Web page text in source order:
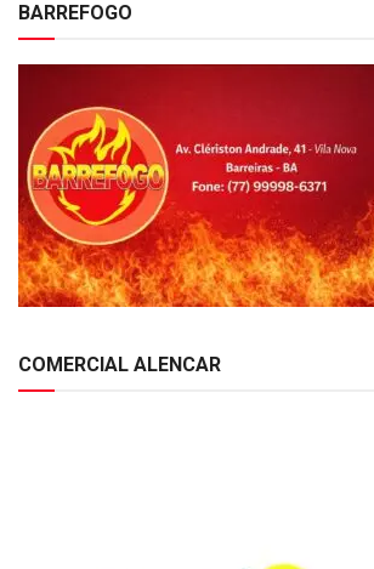
BARREFOGO
COMERCIAL ALENCAR